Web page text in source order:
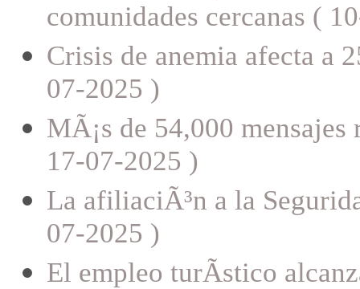
comunidades cercanas (
Crisis de anemia afecta a
07-2025 )
MÃ¡s de 54,000
17-07-2025 )
La afiliaciÃ³n a la
07-2025 )
El empleo turÃ­stico